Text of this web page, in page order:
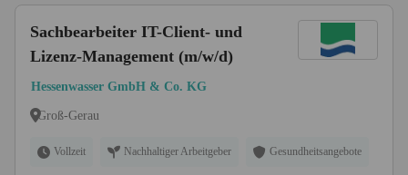
Sachbearbeiter IT-Client- und
Lizenz-Management (m/w/d)
Hessenwasser GmbH & Co. KG
Groß-Gerau
Vollzeit Nachhaltiger Arbeitgeber Gesundheitsangebote